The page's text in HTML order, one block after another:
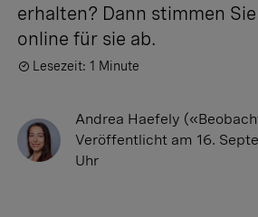
erhalten? Dann stimmen
online für sie ab.
Lesezeit: 1 Minute
Andrea Haefely
Veröffentlicht am 16.
Uhr